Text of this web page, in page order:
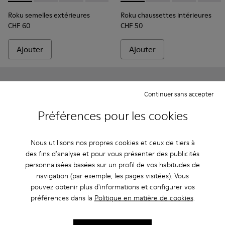
Préférences pour les cookies
Nous utilisons nos propres cookies et ceux de tiers à
des fins d'analyse et pour vous présenter des publicités
personnalisées basées sur un profil de vos habitudes de
navigation (par exemple, les pages visitées). Vous
pouvez obtenir plus d'informations et configurer vos
préférences dans la Politique en matière de cookies.
Continuer sans accepter
Roku semelles extérieures
CHF 60
Ajouter
Roku chaussettes intérieures
CHF 50
Ajouter
Roku semelles extérieures - KS00066-001 - Semelles
Roku semelles extérieures - KS00066-009
Roku semelles extérieures - KS00066-008
Roku semelles extérieures -
Roku semelles extérieures -
Roku semelles
Roku semelles
Roku
Roku semelles extérieures
Roku semelles intérieures -
Roku semelles
Roku
Roku semelles intérieures